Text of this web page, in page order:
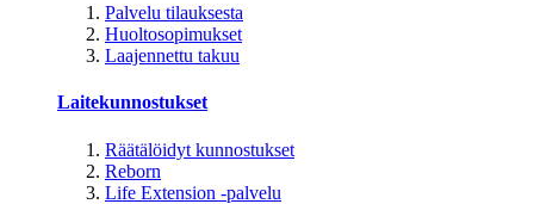
Palvelu tilauksesta
Huoltosopimukset
Laajennettu takuu
Laitekunnostukset
Räätälöidyt kunnostukset
Reborn
Life Extension -palvelu